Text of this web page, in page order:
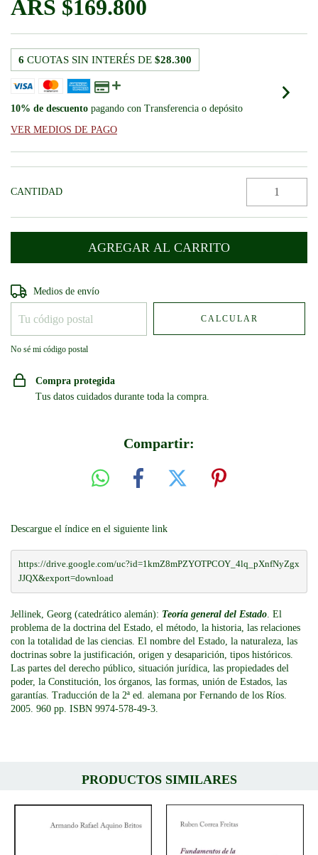
$169.800
6 CUOTAS SIN INTERÉS DE $28.300
10% de descuento pagando con Transferencia o depósito
VER MEDIOS DE PAGO
CANTIDAD
Entregas para el CP:
Medios de envío
CALCULAR
No sé mi código postal
Compra protegida
Tus datos cuidados durante toda la compra.
Compartir:
Descargue el índice en el siguiente link
https://drive.google.com/uc?id=1kmZ8mPZYOTPCOY_4lq_pXnfNyZgx
JJQX&export=download
Jellinek, Georg (catedrático alemán): Teoría general del Estado . El
problema de la doctrina del Estado, el método, la historia, las relaciones
con la totalidad de las ciencias. El nombre del Estado, la naturaleza, las
doctrinas sobre la justificación, origen y desaparición, tipos históricos.
Las partes del derecho público, situación jurídica, las propiedades del
poder, la Constitución, los órganos, las formas, unión de Estados, las
garantías. Traducción de la 2ª ed. alemana por Fernando de los Ríos.
2005. 960 pp. ISBN 9974-578-49-3.
PRODUCTOS SIMILARES